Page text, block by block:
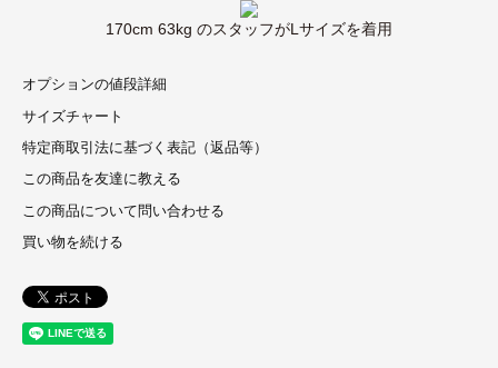
170cm 63kg のスタッフがLサイズを着用
オプションの値段詳細
サイズチャート
特定商取引法に基づく表記（返品等）
この商品を友達に教える
この商品について問い合わせる
買い物を続ける